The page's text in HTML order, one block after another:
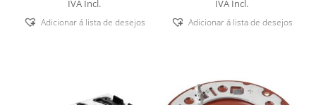
IVA Incl.
Adicionar á lista de desejos
IVA Incl.
Adicionar á lista de desejos